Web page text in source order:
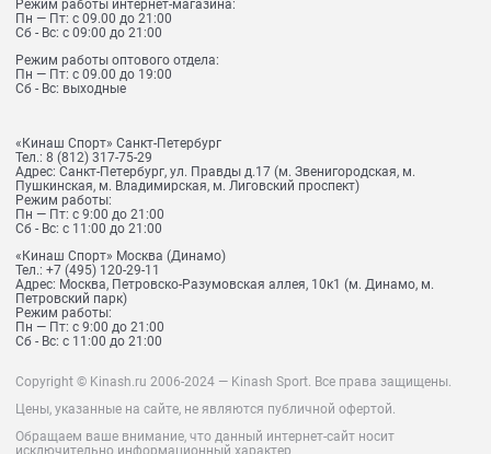
Режим работы интернет-магазина:
Пн — Пт: с 09.00 до 21:00
Сб - Вс: с 09:00 до 21:00
Режим работы оптового отдела:
Пн — Пт: с 09.00 до 19:00
Сб - Вс: выходные
«Кинаш Спорт» Санкт-Петербург
Тел.: 8 (812) 317-75-29
Адрес: Санкт-Петербург, ул. Правды д.17 (м. Звенигородская, м.
Пушкинская, м. Владимирская, м. Лиговский проспект)
Режим работы:
Пн — Пт: с 9:00 до 21:00
Сб - Вс: с 11:00 до 21:00
«Кинаш Спорт» Москва (Динамо)
Тел.: +7 (495) 120-29-11
Адрес: Москва, Петровско-Разумовская аллея, 10к1 (м. Динамо, м.
Петровский парк)
Режим работы:
Пн — Пт: с 9:00 до 21:00
Сб - Вс: с 11:00 до 21:00
Copyright © Kinash.ru 2006-2024 — Kinash Sport. Все права защищены.
Цены, указанные на сайте, не являются публичной офертой.
Обращаем ваше внимание, что данный интернет-сайт носит
исключительно информационный характер